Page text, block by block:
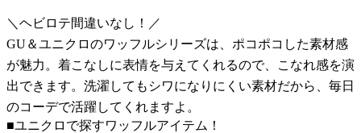
＼ヘビロテ間違いなし！／
GU＆ユニクロのワッフルシリーズは、ポコポコした素材感
が魅力。着こなしに表情を与えてくれるので、こなれ感を演
出できます。洗濯してもシワになりにくい素材だから、毎日
のコーデで活躍してくれますよ。
■ユニクロで探すワッフルアイテム！